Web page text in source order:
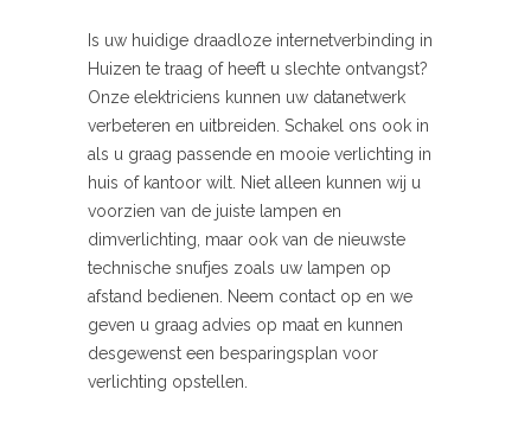
Is uw huidige draadloze internetverbinding in
Huizen te traag of heeft u slechte ontvangst?
Onze elektriciens kunnen uw datanetwerk
verbeteren en uitbreiden. Schakel ons ook in
als u graag passende en mooie verlichting in
huis of kantoor wilt. Niet alleen kunnen wij u
voorzien van de juiste lampen en
dimverlichting, maar ook van de nieuwste
technische snufjes zoals uw lampen op
afstand bedienen. Neem contact op en we
geven u graag advies op maat en kunnen
desgewenst een besparingsplan voor
verlichting opstellen.